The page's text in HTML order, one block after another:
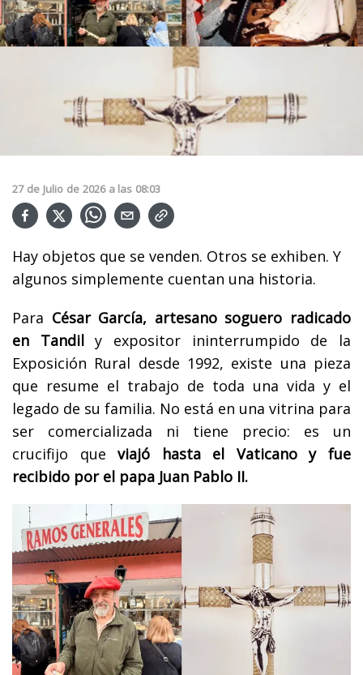
27 de Julio de 2026 a las 08:03
Hay objetos que se venden. Otros se exhiben. Y
algunos simplemente cuentan una historia.
Para César García, artesano soguero radicado
en Tandily expositor ininterrumpido de la
Exposición Rural desde 1992, existe una pieza
que resume el trabajo de toda una vida y el
legado de su familia. No está en una vitrina para
ser comercializada ni tiene precio: es un
crucifijo queviajó hasta el Vaticano y fue
recibido por el papa Juan Pablo II.